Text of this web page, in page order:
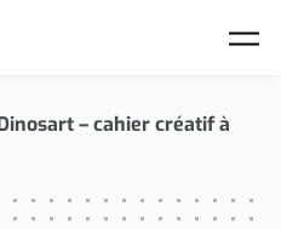
– cahier créatif à